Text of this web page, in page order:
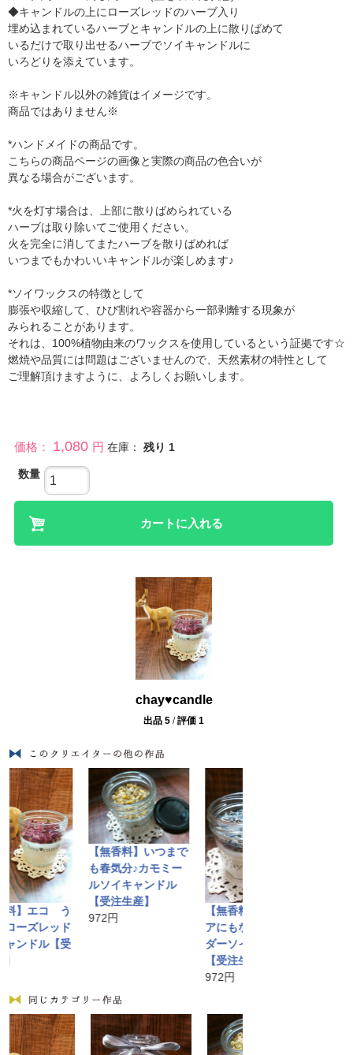
◆キャンドルの上にローズレッドのハーブ入り
埋め込まれているハーブとキャンドルの上に散りばめて
いるだけで取り出せるハーブでソイキャンドルに
いろどりを添えています。
※キャンドル以外の雑貨はイメージです。
商品ではありません※
*ハンドメイドの商品です。
こちらの商品ページの画像と実際の商品の色合いが
異なる場合がございます。
*火を灯す場合は、上部に散りばめられている
ハーブは取り除いてご使用ください。
火を完全に消してまたハーブを散りばめれば
いつまでもかわいいキャンドルが楽しめます♪
*ソイワックスの特徴として
膨張や収縮して、ひび割れや容器から一部剥離する現象が
みられることがあります。
それは、100%植物由来のワックスを使用しているという証拠です☆
燃焼や品質には問題はございませんので、天然素材の特性として
ご理解頂けますように、よろしくお願いします。
価格： 1,080 円 在庫： 残り 1
数量
カートに入れる
chay♥candle
出品 5 /評価 1
コ う
レッド
ル【受
【無香料】いつまで
も春気分♪カモミー
ルソイキャンドル
【受注生産】
972円
【無香料】インテリ
アにもなる ラベン
ダーソイキャンドル
【受注生産】